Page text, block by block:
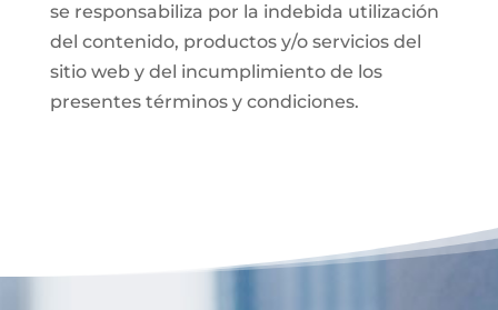
se responsabiliza por la indebida utilización
del contenido, productos y/o servicios del
sitio web y del incumplimiento de los
presentes términos y condiciones.